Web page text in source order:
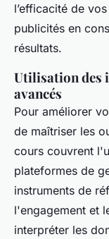
l’efficacité de
publicités en
résultats.
Utilisation des
avancés
Pour améliorer
de maîtriser les
cours couvrent
plateformes de
instruments de
l'engagement et
interpréter les